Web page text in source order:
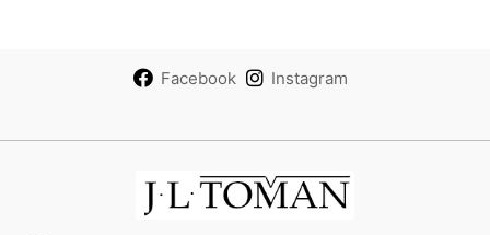
Facebook Instagram